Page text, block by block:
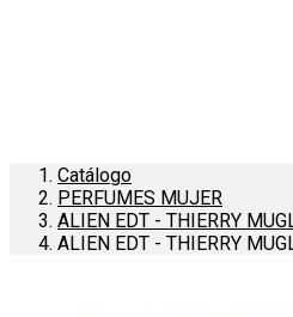
Catálogo
PERFUMES MUJER
ALIEN EDT - THIERRY
ALIEN EDT - THIERRY